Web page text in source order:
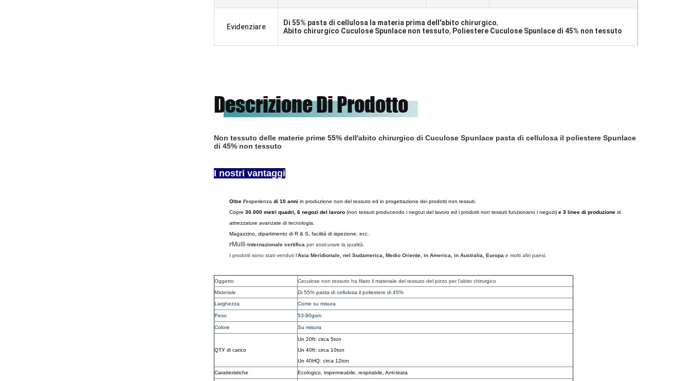
Evidenziare Di 55% pasta di cellulosa la materia prima dell'abito chirurgico,
Abito chirurgico Cuculose Spunlace non tessuto, Poliestere Cuculose Spunlace di 45% non tessuto
Descrizione Di Prodotto
Non tessuto delle materie prime 55% dell'abito chirurgico di Cuculose Spunlace pasta di cellulosa il poliestere Spunlace
di 45% non tessuto
I nostri vantaggi
Oltre l'esperienza di 10 anni in produzione non del tessuto ed in progettazione dei prodotti non tessuti.
Copre 30.000 metri quadri, 6 negozi del lavoro (non tessuti producendo i negozi del lavoro ed i prodotti non tessuti funzionano i negozi) e 3 linee di produzione di
attrezzature avanzate di tecnologia.
Magazzino, dipartimento di R & S, facilità di ispezione, ecc.
l'Multi-internazionale certifica per assicurare la qualità.
I prodotti sono stati venduti l'Asia Meridionale, nel Sudamerica, Medio Oriente, in America, in Australia, Europa e molti altri paesi.
Oggetto
Ceculose non tessuto ha filato il materiale del tessuto del pizzo per l'abito chirurgico
Materiale
Di 55% pasta di cellulosa il poliestere di 45%
Larghezza
Come su misura
Peso 53-90gsm
Colore Su misura
QTY di carico
Un 20ft: circa 5ton
Un 40ft: circa 10ton
Un 40HQ: circa 12ton
Caratteristiche Ecologico, impermeabile, respirabile, Anti-tirata